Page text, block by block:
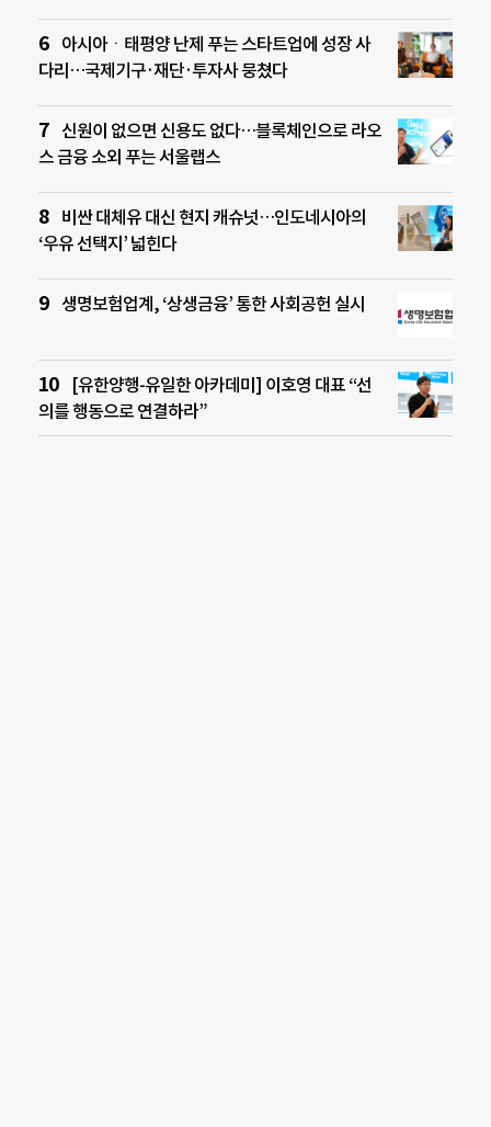
아시아ㆍ태평양 난제 푸는 스타트업에 성장 사
다리…국제기구·재단·투자사 뭉쳤다
신원이 없으면 신용도 없다…블록체인으로 라오
스 금융 소외 푸는 서울랩스
비싼 대체유 대신 현지 캐슈넛…인도네시아의
‘우유 선택지’ 넓힌다
생명보험업계, ‘상생금융’ 통한 사회공헌 실시
[유한양행-유일한 아카데미] 이호영 대표 “선
의를 행동으로 연결하라”